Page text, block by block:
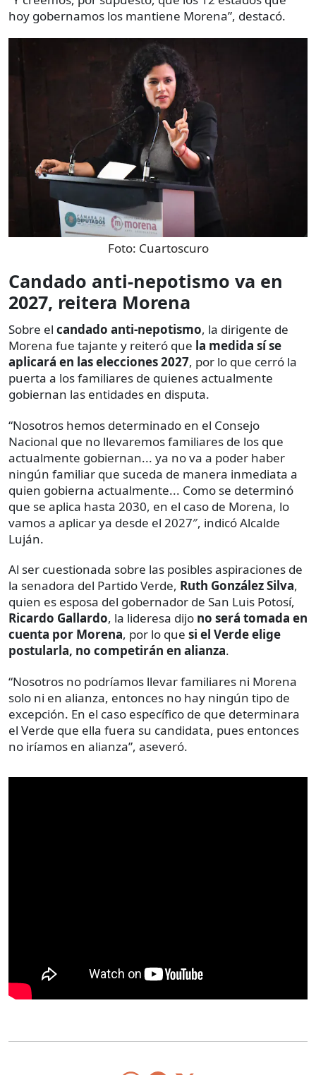
hoy gobernamos los mantiene Morena”, destacó.
Foto: Cuartoscuro
Candado anti-nepotismo va en
2027, reitera Morena
Sobre el candado anti-nepotismo, la dirigente de
Morena fue tajante y reiteró que la medida sí se
aplicará en las elecciones 2027, por lo que cerró la
puerta a los familiares de quienes actualmente
gobiernan las entidades en disputa.
“Nosotros hemos determinado en el Consejo
Nacional que no llevaremos familiares de los que
actualmente gobiernan... ya no va a poder haber
ningún familiar que suceda de manera inmediata a
quien gobierna actualmente... Como se determinó
que se aplica hasta 2030, en el caso de Morena, lo
vamos a aplicar ya desde el 2027″, indicó Alcalde
Luján.
Al ser cuestionada sobre las posibles aspiraciones de
la senadora del Partido Verde, Ruth González Silva,
quien es esposa del gobernador de San Luis Potosí,
Ricardo Gallardo, la lideresa dijo no será tomada en
cuenta por Morena, por lo que si el Verde elige
postularla, no competirán en alianza.
“Nosotros no podríamos llevar familiares ni Morena
solo ni en alianza, entonces no hay ningún tipo de
excepción. En el caso específico de que determinara
el Verde que ella fuera su candidata, pues entonces
no iríamos en alianza”, aseveró.